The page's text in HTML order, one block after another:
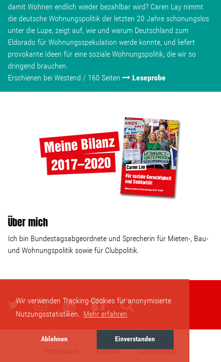
Wir verwenden Tracking-Cookies für anonymisierte
Nutzungsstatistiken. Mehr erfahren
Ablehnen Einverstanden
damit Wohnen endlich wieder bezahlbar wird? Caren Lay nimmt
die deutsche Wohnungspolitik der letzten 20 Jahre schonungslos
unter die Lupe, zeigt auf, wie und warum Deutschland zum
Eldorado für Wohnungsspekulation werde konnte, und liefert
provokante Ideen für eine soziale Wohnungspolitik, die wir so
dringend brauchen.
Erschienen bei Westend / 160 Seiten
Leseprobe
Über mich
Ich bin Bundestagsabgeordnete und Sprecherin für Mieten-, Bau-
und Wohnungspolitik sowie für Clubpolitik.
Impressum Kontakt Datenschutz